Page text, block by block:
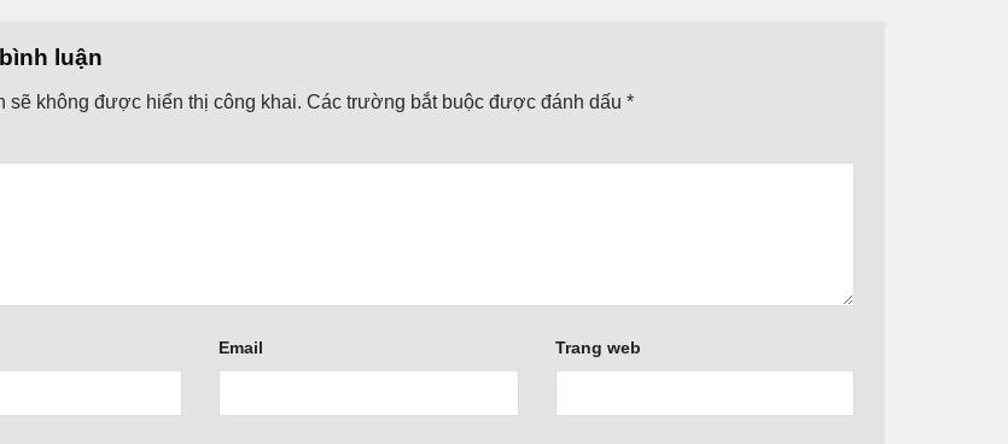
luận
sẽ không được hiển thị công khai. Các trường bắt buộc được đánh dấu *
Email Trang web